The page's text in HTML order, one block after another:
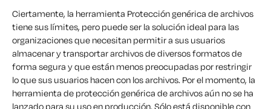
Ciertamente, la herramienta Protección genérica de archivos
tiene sus límites, pero puede ser la solución ideal para las
organizaciones que necesitan permitir a sus usuarios
almacenar y transportar archivos de diversos formatos de
forma segura y que están menos preocupadas por restringir
lo que sus usuarios hacen con los archivos. Por el momento, la
herramienta de protección genérica de archivos aún no se ha
lanzado para su uso en producción. Sólo está disponible con